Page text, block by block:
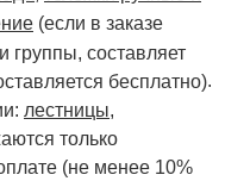
(если в заказе
группы, составляет
бесплатно).
лестницы,
только
(не менее 10%